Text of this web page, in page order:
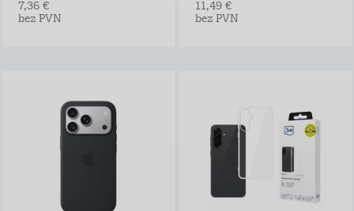
7,36 €
bez PVN
11,49 €
bez PVN